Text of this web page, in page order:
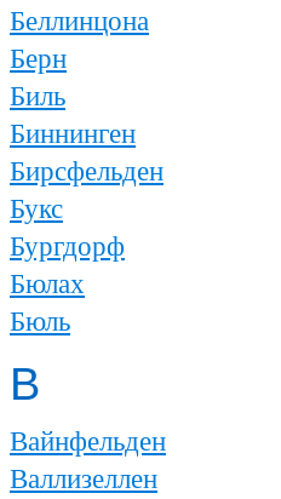
Беллинцона
Берн
Биль
Биннинген
Бирсфельден
Букс
Бургдорф
Бюлах
Бюль
В
Вайнфельден
Валлизеллен